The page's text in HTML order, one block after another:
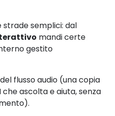
strade semplici: dal
mandi certe
gestito
flusso audio (una copia
che ascolta e aiuta, senza